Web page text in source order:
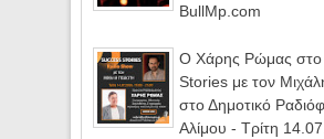
BullMp.com
Ο Χάρης Ρώμας στο
Stories με τον
στο Δημοτικό
Αλίμου - Τρίτη